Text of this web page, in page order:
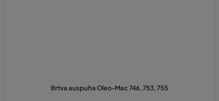
Brtva auspuha Oleo-Mac 746, 753, 755